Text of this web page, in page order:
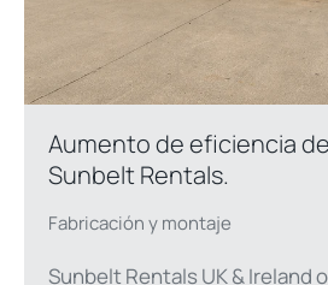
Aumento de eficiencia
Sunbelt Rentals.
Fabricación y montaje
Sunbelt Rentals UK & Ireland